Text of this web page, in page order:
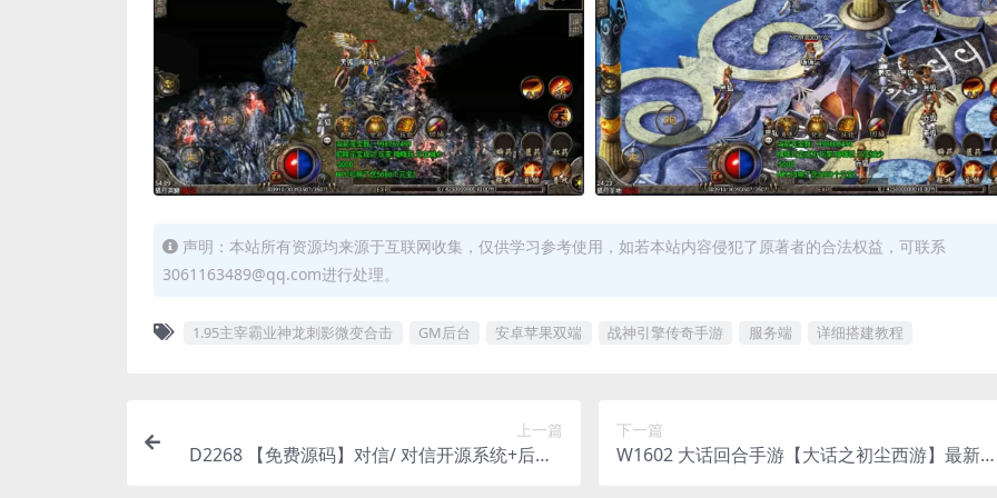
声明：本站所有资源均来源于互联网收集，仅供学习参考使用，如若本站内容侵犯了原著者的合法权益，可联系
3061163489@qq.com进行处理。
1.95主宰霸业神龙刺影微变合击 GM后台 安卓苹果双端 战神引擎传奇手游 服务端 详细搭建教程
上一篇
D2268 【免费源码】对信/ 对信开源系统+后台+
下一篇
W1602 大话回合手游【大话之初尘西游】最新整